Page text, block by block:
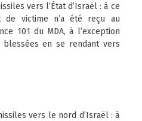
vers l’État d’Israël : à ce
de victime n’a été reçu au
101 du MDA, à l’exception
en se rendant vers
vers le nord d’Israël : à